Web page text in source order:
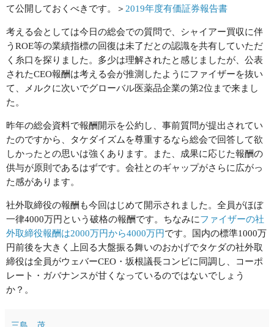
て公開しておくべきです。＞ 2019年度有価証券報告書
考える会としては今日の総会での質問で、シャイアー買収に伴
うROE等の業績指標の回復は未了だとの認識を共有していただ
く糸口を探りました。多少は理解されたと感じましたが、公表
されたCEO報酬は考える会が推測したようにファイザーを抜い
て、メルクに次いでグローバル医薬品企業の第2位まで来まし
た。
昨年の総会資料で報酬開示を公約し、事前質問が提出されてい
たのですから、タケダイズムを尊重するなら総会で回答して欲
しかったとの思いは強くあります。また、成果に応じた報酬の
供与が原則であるはずです。会社とのギャップがさらに広がっ
た感があります。
社外取締役の報酬も今回はじめて開示されました。全員がほぼ
一律4000万円という破格の報酬です。ちなみにファイザーの社
外取締役報酬は2000万円から4000万円です。国内の標準1000万
円前後を大きく上回る大盤振る舞いのおかげでタケダの社外取
締役は全員がウェバーCEO・坂根議長コンビに同調し、コーポ
レート・ガバナンスが甘くなっているのではないでしょう
か？。
三島 茂